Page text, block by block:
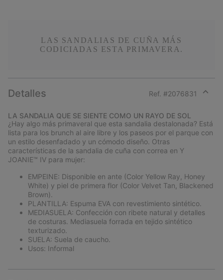
LAS SANDALIAS DE CUÑA MÁS
CODICIADAS ESTA PRIMAVERA.
Detalles Ref. #2076831
section
LA SANDALIA QUE SE SIENTE COMO UN RAYO DE SOL
¿Hay algo más primaveral que esta sandalia destalonada? Está
lista para los brunch al aire libre y los paseos por el parque con
un estilo desenfadado y un cómodo diseño. Otras
características de la sandalia de cuña con correa en Y
JOANIE™ IV para mujer:
EMPEINE: Disponible en ante (Color Yellow Ray, Honey
White) y piel de primera flor (Color Velvet Tan, Blackened
Brown).
PLANTILLA: Espuma EVA con revestimiento sintético.
MEDIASUELA: Confección con ribete natural y detalles
de costuras. Mediasuela forrada en tejido sintético
texturizado.
SUELA: Suela de caucho.
Usos: Informal